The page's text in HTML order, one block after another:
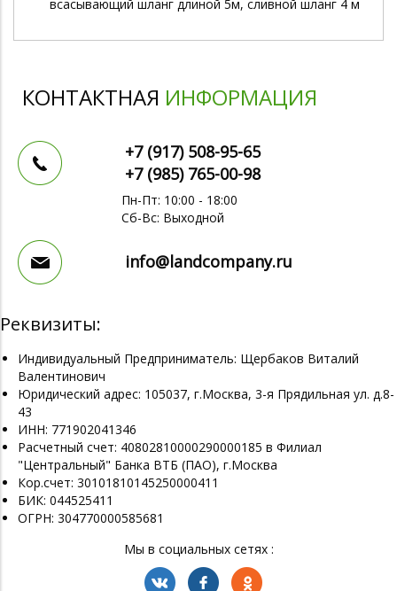
всасывающий шланг длиной 5м, сливной шланг 4 м
КОНТАКТНАЯ ИНФОРМАЦИЯ
+7 (917) 508-95-65
+7 (985) 765-00-98
Пн-Пт: 10:00 - 18:00
Сб-Вс: Выходной
info@landcompany.ru
Реквизиты:
Индивидуальный Предприниматель: Щербаков Виталий
Валентинович
Юридический адрес: 105037, г.Москва, 3-я Прядильная ул. д.8-
43
ИНН: 771902041346
Расчетный счет: 40802810000290000185 в Филиал
"Центральный" Банка ВТБ (ПАО), г.Москва
Кор.счет: 30101810145250000411
БИК: 044525411
ОГРН: 304770000585681
Мы в социальных сетях :